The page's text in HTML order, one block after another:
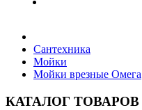
Сантехника
Мойки
Мойки врезные Омега
КАТАЛОГ ТОВАРОВ